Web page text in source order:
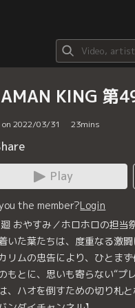
KING 第
2022/03/31 23mins
Play
the member?Login
おやすみ／ホロホロの担当
いた葉たちは、度重なる激
リムの忠告により、ひとま
もとに、思いも寄らない“プ
、ハオを倒すための切り札